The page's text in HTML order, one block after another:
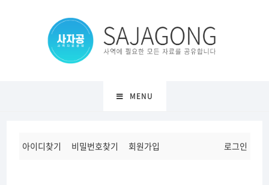
MENU
아이디찾기 비밀번호찾기 회원가입 로그인